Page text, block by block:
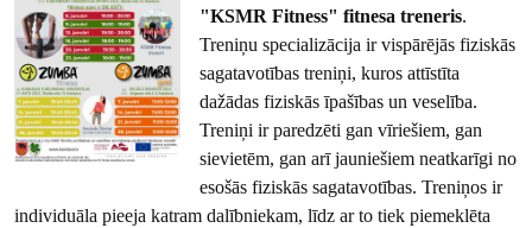
"KSMR Fitness" fitnesa treneris.
Treniņu specializācija ir vispārējās fiziskās
sagatavotības treniņi, kuros attīstīta
dažādas fiziskās īpašības un veselība.
Treniņi ir paredzēti gan vīriešiem, gan
sievietēm, gan arī jauniešiem neatkarīgi no
esošās fiziskās sagatavotības. Treniņos ir
individuāla pieeja katram dalībniekam, līdz ar to tiek piemeklēta